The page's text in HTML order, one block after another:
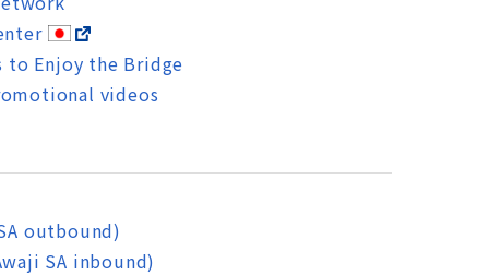
to Enjoy the Bridge
videos
outbound)
SA inbound)